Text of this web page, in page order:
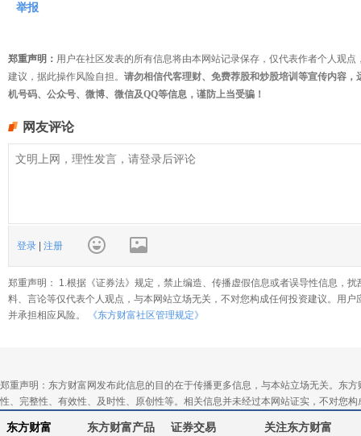
举报
郑重声明： 用户在社区发表的所有信息将由本网站记录保存，仅代表作者个人观
建议，据此操作风险自担。 请勿相信代客理财、免费荐股和炒股培训等宣传内容
机号码、公众号、微博、微信及QQ等信息，谨防上当受骗！
网友评论
登录 注册
郑重声明： 1.根据《证券法》规定，禁止编造、传播虚假信息或者误导性信息，
料、言论等仅代表个人观点，与本网站立场无关，不对您构成任何投资建议。用
并承担相应风险。
《东方财富社区管理规定》
郑重声明：东方财富网发布此信息的目的在于传播更多信息，与本站立场无关。东
性、完整性、有效性、及时性、原创性等。相关信息并未经过本网站证实，不对您
东方财富 东方财富产品 证券交易 关注东方财富